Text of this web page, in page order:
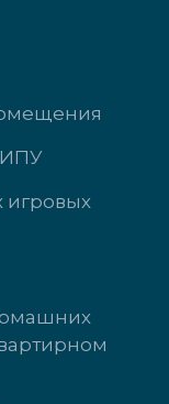
ИПУ
игровых